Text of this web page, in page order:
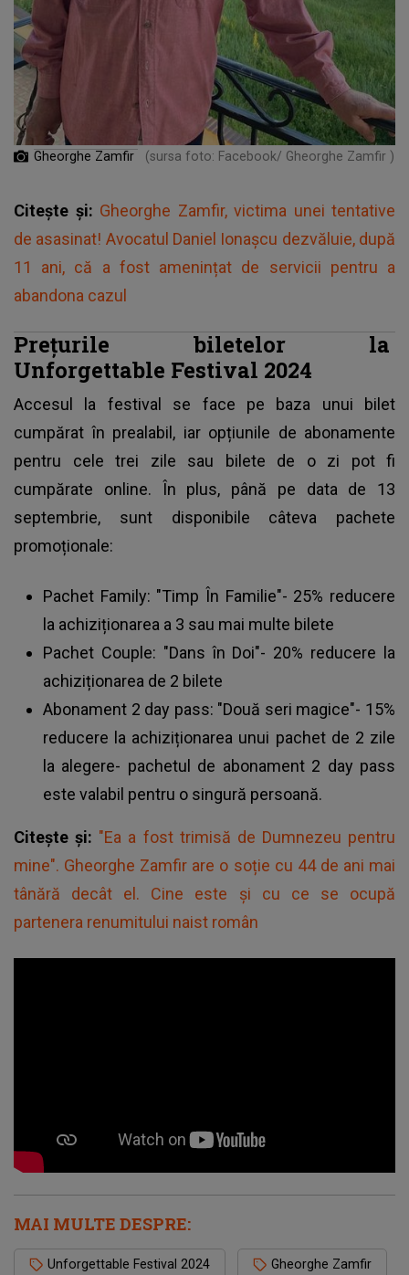
Gheorghe Zamfir (sursa foto: Facebook/ Gheorghe Zamfir )
Citește și: Gheorghe Zamfir, victima unei tentative
de asasinat! Avocatul Daniel Ionașcu dezvăluie, după
11 ani, că a fost amenințat de servicii pentru a
abandona cazul
Prețurile biletelor la
Unforgettable Festival 2024
Accesul la festival
se face pe baza unui bilet
cumpărat în prealabil, iar opțiunile de abonamente
pentru cele trei zile sau bilete de o zi pot fi
cumpărate online. În plus, până pe data de 13
septembrie, sunt disponibile câteva pachete
promoționale:
Pachet Family: "Timp În Familie"- 25% reducere
la achiziționarea a 3 sau mai multe bilete
Pachet Couple: "Dans în Doi"- 20% reducere la
achiziționarea de 2 bilete
Abonament 2 day pass: "Două seri magice"- 15%
reducere la achiziționarea unui pachet de 2 zile
la alegere- pachetul de abonament 2 day pass
este valabil pentru o singură persoană.
Citește și: "Ea a fost trimisă de Dumnezeu pentru
mine". Gheorghe Zamfir are o soție cu 44 de ani mai
tânără decât el. Cine este și cu ce se ocupă
partenera renumitului naist român
MAI MULTE DESPRE:
Unforgettable Festival 2024 Gheorghe Zamfir